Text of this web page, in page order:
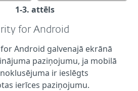
1-3. attēls
for Android
for Android galvenajā ekrānā
paziņojumu, ja mobilā
ir ieslēgts
ierīces paziņojumu.